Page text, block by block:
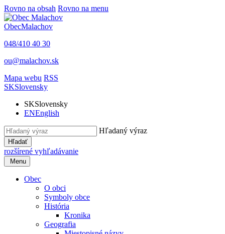
Rovno na obsah Rovno na menu
ObecMalachov
048/410 40 30
ou@malachov.sk
Mapa webu RSS
SKSlovensky
SKSlovensky
ENEnglish
Hľadaný výraz
Hľadať
rozšírené vyhľadávanie
Menu
Obec
O obci
Symboly obce
História
Kronika
Geografia